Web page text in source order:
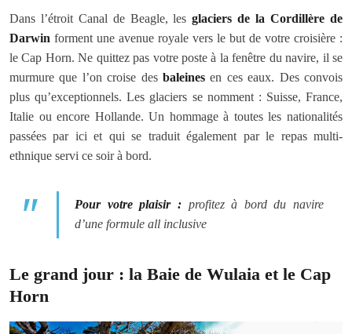
Dans l’étroit Canal de Beagle, lesglaciers de la Cordillère de
Darwin forment une avenue royale vers le but de votre croisière :
le Cap Horn. Ne quittez pas votre poste à la fenêtre du navire, il se
murmure que l’on croise des baleines en ces eaux. Des convois
plus qu’exceptionnels. Les glaciers se nomment : Suisse, France,
Italie ou encore Hollande. Un hommage à toutes les nationalités
passées par ici et qui se traduit également par le repas multi-
ethnique servi ce soir à bord.
Pour votre plaisir :profitez à bord du navire
d’une formule all inclusive
Le grand jour : la Baie de Wulaia et le Cap
Horn